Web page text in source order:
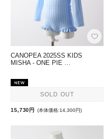
CANOPEA 2025SS KIDS
MISHA - ONE PIE …
SOLD OUT
15,730円 (本体価格:14,300円)